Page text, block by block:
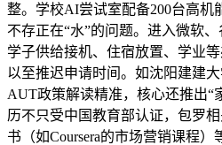
整。学校AI尝试室配备200台高机
不存正在“水”的问题。进入微软
学子供给接机、住宿放置、学业
以至推迟申请时间。如沈阳建建
AUT政策解读精准，核心还推出“
历不只受中国教育部认证，包罗
书（如Coursera的市场营销课程